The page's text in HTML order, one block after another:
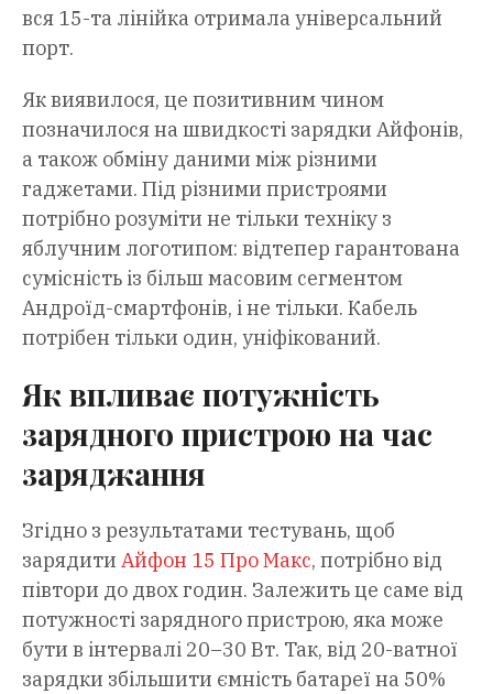
вся 15-та лінійка отримала універсальний
порт.
Як виявилося, це позитивним чином
позначилося на швидкості зарядки Айфонів,
а також обміну даними між різними
гаджетами. Під різними пристроями
потрібно розуміти не тільки техніку з
яблучним логотипом: відтепер гарантована
сумісність із більш масовим сегментом
Андроїд-смартфонів, і не тільки. Кабель
потрібен тільки один, уніфікований.
Як впливає потужність
зарядного пристрою на час
заряджання
Згідно з результатами тестувань, щоб
зарядити Айфон 15 Про Макс, потрібно від
півтори до двох годин. Залежить це саме від
потужності зарядного пристрою, яка може
бути в інтервалі 20–30 Вт. Так, від 20-ватної
зарядки збільшити ємність батареї на 50%